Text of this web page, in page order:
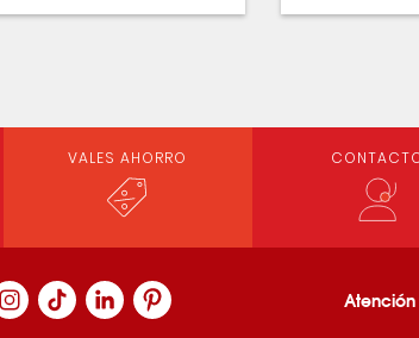
VALES AHORRO